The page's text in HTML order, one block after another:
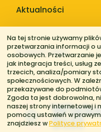
Aktualności
Galerie zdjęć
Na tej stronie używamy
przetwarzania informacji o
osobowych. Przetwarzanie
jak integracja treści, usług
trzecich, analiza/pomiary
społecznościowych. W
przekazywane do
Zgoda ta jest dobrowolna,
naszej strony internetowej i
pomocą ustawień w
znajdziesz wPolityce